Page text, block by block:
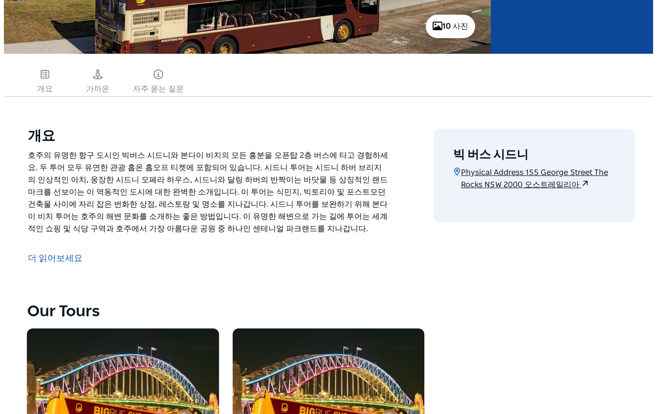
10 사진
개요 가까운 자주 묻는 질문
개요
호주의 유명한 항구 도시인 빅버스 시드니와 본다이 비치의 모든 흥분을 오픈탑 2층 버스에 타고 경험하세
요. 두 투어 모두 유연한 관광 홉온 홉오프 티켓에 포함되어 있습니다. 시드니 투어는 시드니 하버 브리지
의 인상적인 아치, 웅장한 시드니 오페라 하우스, 시드니와 달링 하버의 반짝이는 바닷물 등 상징적인 랜드
마크를 선보이는 이 역동적인 도시에 대한 완벽한 소개입니다. 이 투어는 식민지, 빅토리아 및 포스트모던
건축물 사이에 자리 잡은 번화한 상점, 레스토랑 및 명소를 지나갑니다. 시드니 투어를 보완하기 위해 본다
이 비치 투어는 호주의 해변 문화를 소개하는 좋은 방법입니다. 이 유명한 해변으로 가는 길에 투어는 세계
적인 쇼핑 및 식당 구역과 호주에서 가장 아름다운 공원 중 하나인 센테니얼 파크랜드를 지나갑니다.
요. 두 투어 모두 유연한 관광 홉온 홉오프 티켓에 포함되어 있습니다.
다.
더 읽어보세요
빅 버스 시드니
Physical Address 155 George Street The
Rocks NSW 2000 오스트레일리아
Our Tours